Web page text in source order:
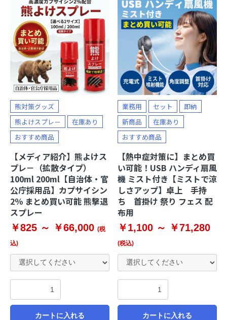
熊対策グッズ
熊よけスプレ－
在庫あり
おすすめ商品
【メディア紹介】熊よけス
プレ－（拡散タイプ）
100ml 200ml【自治体・官
公庁採用品】カプサイシン
2％ まとめ買い可能 熊撃退
スプレー
￥825 ～ ￥66,000 (税
込)
カートに入れる
業務用 セット
即納
新商品
在庫あり
おすすめ商品
【熱中症対策に】まとめ買
い可能！USB ハンディ扇風
機 ミスト付き【ミストで涼
しさアップ】卓上 手持
ち 首掛け 祭り フェス 配
布用
￥1,100 ～ ￥71,280
(税込)
カートに入れる